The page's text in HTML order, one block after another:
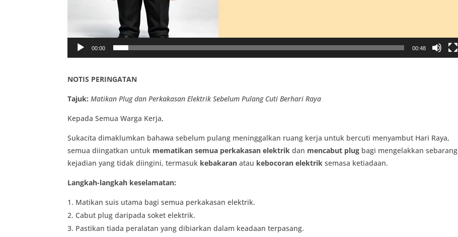
00:00 00:48
NOTIS PERINGATAN
Tajuk: Matikan Plug dan Perkakasan ElektrikSebelum Pulang Cuti BerhariRaya
Kepada Semua Warga Kerja,
Sukacita dimaklumkan bahawasebelum pulang meninggalkan ruang kerja untuk bercuti menyambut Hari Raya,
semua diingatkan untuk mematikan semua perkakasan elektrik dan mencabut plug bagi mengelakkan sebarang
kejadian yang tidak diingini, termasuk kebakaran atau kebocoran elektrik semasa ketiadaan.
Langkah-langkah keselamatan:
Matikan suis utama bagi semua perkakasan elektrik.
Cabut plug daripada soket elektrik.
Pastikan tiada peralatan yang dibiarkan dalam keadaan terpasang.